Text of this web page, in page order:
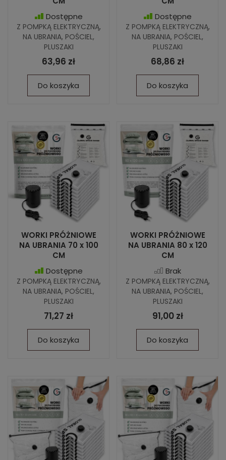
Dostępne
Z POMPKĄ ELEKTRYCZNĄ,
NA UBRANIA, POŚCIEL,
PLUSZAKI
63,96 zł
Do koszyka
Dostępne
Z POMPKĄ ELEKTRYCZNĄ,
NA UBRANIA, POŚCIEL,
PLUSZAKI
68,86 zł
Do koszyka
WORKI PRÓŻNIOWE
NA UBRANIA 70 x 100
CM
Dostępne
Z POMPKĄ ELEKTRYCZNĄ,
NA UBRANIA, POŚCIEL,
PLUSZAKI
71,27 zł
Do koszyka
WORKI PRÓŻNIOWE
NA UBRANIA 80 x 120
CM
Brak
Z POMPKĄ ELEKTRYCZNĄ,
NA UBRANIA, POŚCIEL,
PLUSZAKI
91,00 zł
Do koszyka